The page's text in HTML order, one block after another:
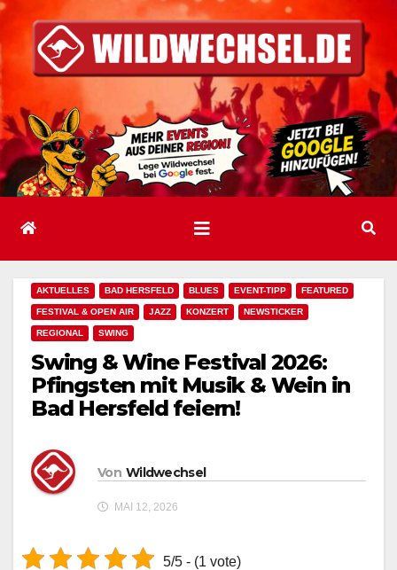
Inhalt
springen
AKTUELLES BAD HERSFELD BLUES EVENT-TIPP FEATURED
FESTIVAL & OPEN AIR JAZZ KONZERT NEWSTICKER
REGIONAL SWING
Swing & Wine Festival 2026:
Pfingsten mit Musik & Wein in
Bad Hersfeld feiern!
Von Wildwechsel
MAI 12, 2026
5/5 - (1 vote)